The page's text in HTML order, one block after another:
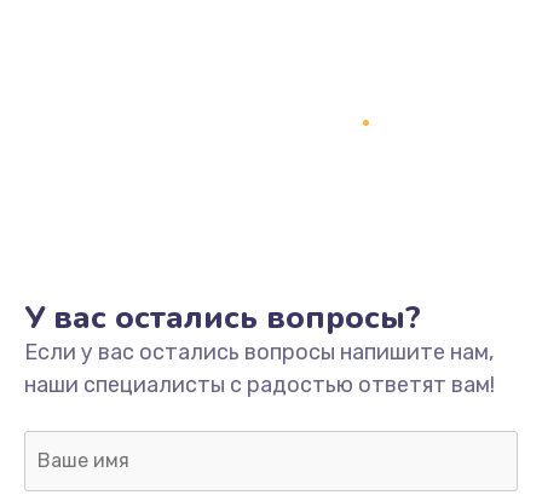
Замена процессора
1800 руб.
Замена системы охлаждения
У вас остались вопросы?
Если у вас остались вопросы напишите нам,
наши специалисты с радостью ответят вам!